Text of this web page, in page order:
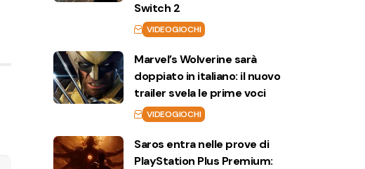
Switch 2
VIDEOGIOCHI
Marvel’s Wolverine sarà
doppiato in italiano: il nuovo
trailer svela le prime voci
VIDEOGIOCHI
Saros entra nelle prove di
PlayStation Plus Premium: